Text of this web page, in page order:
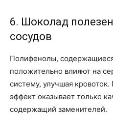
6. Шоколад
сосудов
Полифенолы,
положительно влияют на
систему, улучшая
эффект оказывает только
содержащий заменителей.